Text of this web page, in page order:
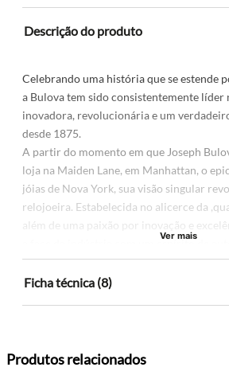
Descrição do produto
Celebrando uma história que se estende
a Bulova tem sido consistentemente líder
inovadora, revolucionária e um
desde 1875.
A partir do momento em que Joseph
loja na Maiden Lane, em Manhattan, o
jóias de Nova York, sua visão singular
relojoeira. Estabelecida no alicerce da
além de uma paixão por inovação e
a face da indústria com um espírito de
engenhosidade americana. A Bulova
legado - dominando a arte clássica de
Especificações do produto
Ver mais
Ficha técnica (8)
Produtos relacionados